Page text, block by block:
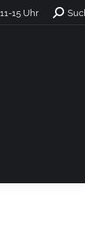
15 Uhr Search: